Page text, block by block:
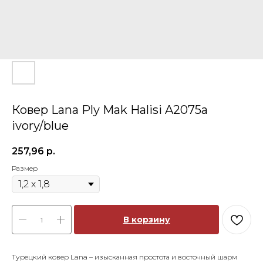
Ковер Lana Ply Mak Halisi A2075a
ivory/blue
257,96 р.
Размер
В корзину
Турецкий ковер Lana – изысканная простота и восточный шарм